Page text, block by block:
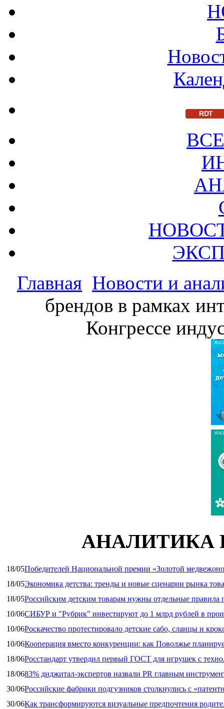
RDT
Главная Новости и
брендов в рамках
Конгрессе
АНАЛИТИКА
18/05Победителей Национальной премии «Золотой
18/05Экономика детства: тренды и новые сценарии рынка
18/05Российским детским товарам нужны отдельные правила
10/06СИБУР и "Рубрик" инвестируют до 1 млрд рублей в
10/06Роскачество протестировало детские сабо, сланцы и
10/06Кооперация вместо конкуренции: как Поволжье
18/06Росстандарт утвердил первый ГОСТ для игрушек с
18/0683% диджитал‑экспертов назвали PR главным
30/06Российские фабрики подгузников столкнулись с
30/06Как трансформируются визуальные предпочтения